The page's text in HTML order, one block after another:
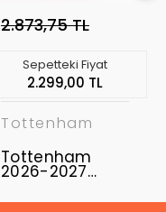
2.873,75 TL
Sepetteki Fiyat
2.299,00 TL
Tottenham
Tottenham
2026-2027
Maç Forması